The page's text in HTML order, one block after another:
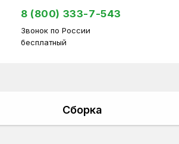
8 (800) 333-7-543
Звонок по России
бесплатный
Сборка